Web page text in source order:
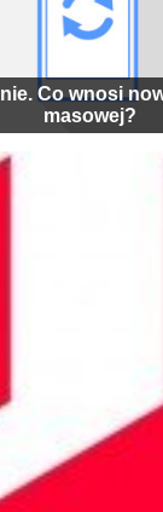
Co wnosi
masowej?